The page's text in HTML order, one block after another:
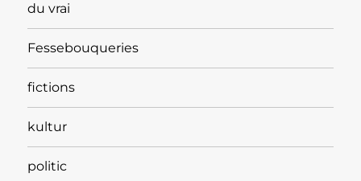
du vrai
Fessebouqueries
fictions
kultur
politic